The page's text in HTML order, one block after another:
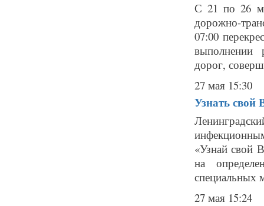
С 21 по 26
дорожно-
07:00
выполнении
дорог,
27 мая 15:30
Узнать свой
«Узнай свой
на
специальных
27 мая 15:24